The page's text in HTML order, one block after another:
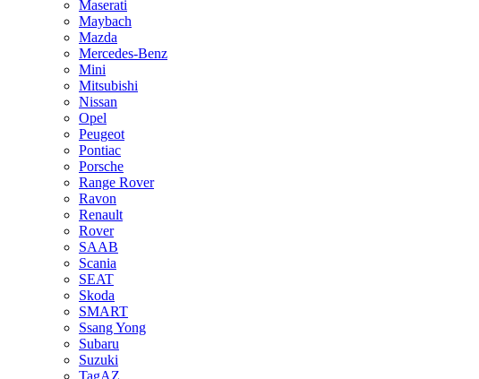
Maserati
Maybach
Mazda
Mercedes-Benz
Mini
Mitsubishi
Nissan
Opel
Peugeot
Pontiac
Porsche
Range Rover
Ravon
Renault
Rover
SAAB
Scania
SEAT
Skoda
SMART
Ssang Yong
Subaru
Suzuki
TagAZ